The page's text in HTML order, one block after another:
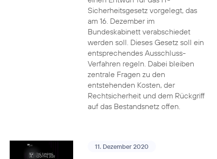
Sicherheitsgesetz vorgelegt, das
am 16. Dezember im
Bundeskabinett verabschiedet
werden soll. Dieses Gesetz soll ein
entsprechendes Ausschluss-
Verfahren regeln. Dabei bleiben
zentrale Fragen zu den
entstehenden Kosten, der
Rechtsicherheit und dem Rückgriff
auf das Bestandsnetz offen.
11. Dezember 2020